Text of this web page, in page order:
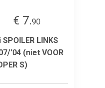
€ 7.90
SPOILER LINKS
'04 (niet VOOR
S)